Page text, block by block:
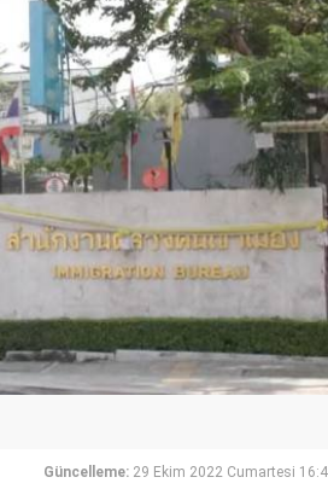
Güncelleme: 29 Ekim 2022 Cumartesi